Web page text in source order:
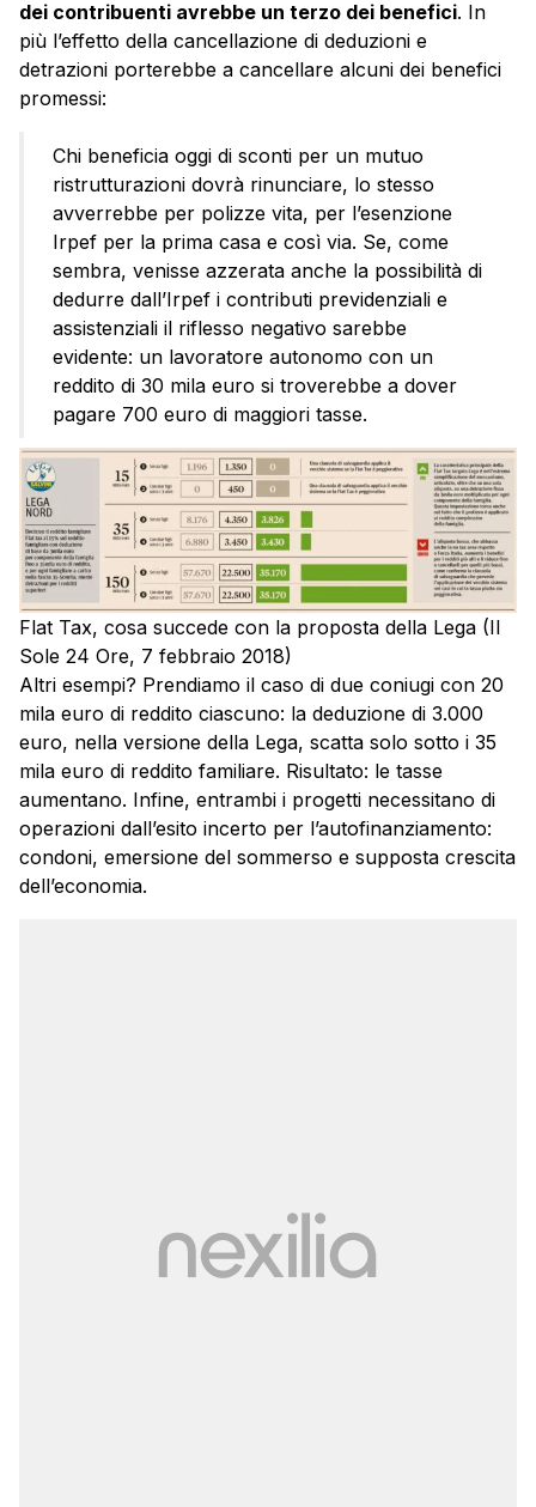
dei contribuenti avrebbe un terzo dei benefici. In
più l’effetto della cancellazione di deduzioni e
detrazioni porterebbe a cancellare alcuni dei benefici
promessi:
Chi beneficia oggi di sconti per un mutuo
ristrutturazioni dovrà rinunciare, lo stesso
avverrebbe per polizze vita, per l’esenzione
Irpef per la prima casa e così via. Se, come
sembra, venisse azzerata anche la possibilità di
dedurre dall’Irpef i contributi previdenziali e
assistenziali il riflesso negativo sarebbe
evidente: un lavoratore autonomo con un
reddito di 30 mila euro si troverebbe a dover
pagare 700 euro di maggiori tasse.
Flat Tax, cosa succede con la proposta della Lega (Il
Sole 24 Ore, 7 febbraio 2018)
Altri esempi? Prendiamo il caso di due coniugi con 20
mila euro di reddito ciascuno: la deduzione di 3.000
euro, nella versione della Lega, scatta solo sotto i 35
mila euro di reddito familiare. Risultato: le tasse
aumentano. Infine, entrambi i progetti necessitano di
operazioni dall’esito incerto per l’autofinanziamento:
condoni, emersione del sommerso e supposta crescita
dell’economia.